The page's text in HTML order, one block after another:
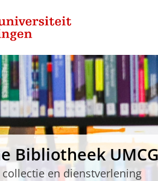
Bibliotheek UMCG
collectie en dienstverlening